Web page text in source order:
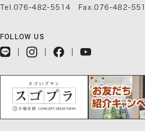
Tel.076-482-5514 Fax.076-482-
FOLLOW US